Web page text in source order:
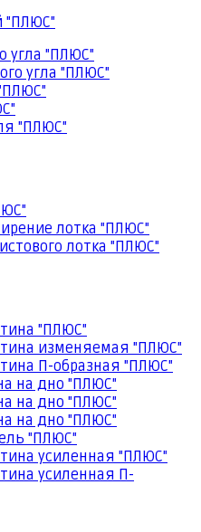
"ПЛЮС"
угла "ПЛЮС"
угла "ПЛЮС"
"ПЛЮС"
лотка "ПЛЮС"
лотка "ПЛЮС"
"ПЛЮС"
изменяемая "ПЛЮС"
П-образная "ПЛЮС"
на дно "ПЛЮС"
на дно "ПЛЮС"
на дно "ПЛЮС"
"ПЛЮС"
усиленная "ПЛЮС"
усиленная П-